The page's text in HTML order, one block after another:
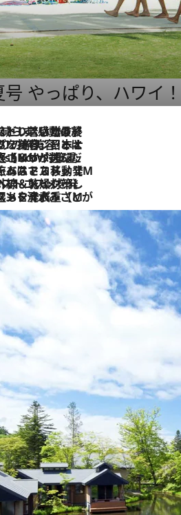
号 やっぱり、ハワイ
ャーナリストが提案する“掟破りの旅美容”とは
】